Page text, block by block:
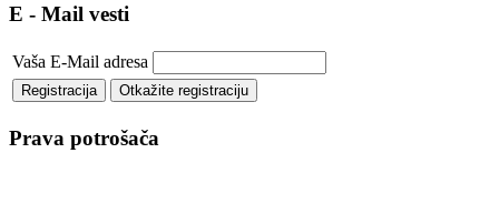
E - Mail vesti
Vaša E-Mail adresa
Prava potrošača